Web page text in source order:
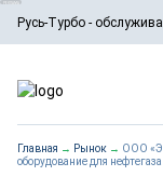
Русь-Турбо -
ООО «Русь-Турбо»
турбин,
техническим
работают на
металлургических
Реклама. ООО
erid:
Главная → Рынок → ООО
оборудование для